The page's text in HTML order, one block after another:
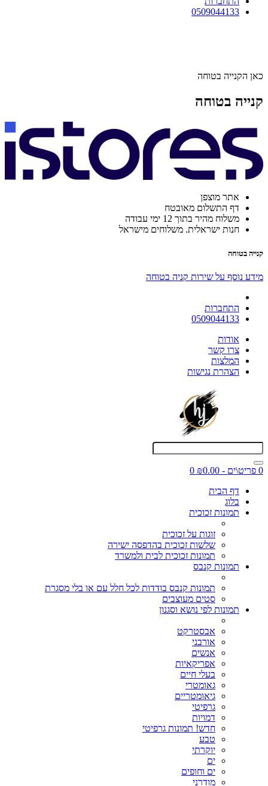
0509044133
כאן הקנייה בטוחה
קנייה בטוחה
אתר מוצפן
דף התשלום מאובטח
משלוח מהיר בתוך 12 ימי עבודה
חנות ישראלית. משלוחים מישראל
קנייה בטוחה
מידע נוסף על שירות קניה בטוחה
התחברות
0509044133
אודות
צרו קשר
המלצות
הצהרת נגישות
0 פריט\ים - ₪0.00
0
דף הבית
בלוג
תמונות זכוכית
זוגות על זכוכית
שלשות זכוכית בהדפסה ישירה
תמונות זכוכית לבית ולמשרד
תמונות קנבס
תמונות קנבס בודדות לכל חלל עם או בלי מסגרת
סטים מעוצבים
תמונות לפי נושא וסגנון
אבסטרקט
אורבני
אנשים
אפריקאיות
בעלי חיים
גאומטרי
גיאומטריים
גרפיטי
דמויות
חדש! תמונות גרפיטי
טבע
יוקרתי
ים
ים וחופים
מודרני